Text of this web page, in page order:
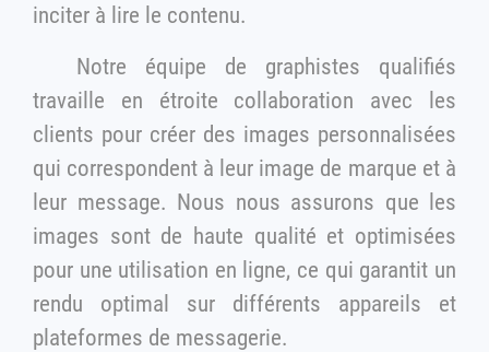
inciter à lire le contenu.
Notre équipe de graphistes qualifiés
travaille en étroite collaboration avec les
clients pour créer des images personnalisées
qui correspondent à leur image de marque et à
leur message. Nous nous assurons que les
images sont de haute qualité et optimisées
pour une utilisation en ligne, ce qui garantit un
rendu optimal sur différents appareils et
plateformes de messagerie.